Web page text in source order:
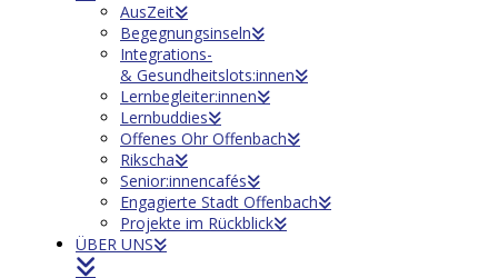
AusZeit
Begegnungsinseln
Integrations-
& Gesundheitslots:innen
Lernbegleiter:innen
Lernbuddies
Offenes Ohr Offenbach
Rikscha
Senior:innencafés
Engagierte Stadt Offenbach
Projekte im Rückblick
ÜBER UNS